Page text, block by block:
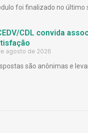
foi finalizado no último
CDL convida
agosto de 2026
são anônimas e